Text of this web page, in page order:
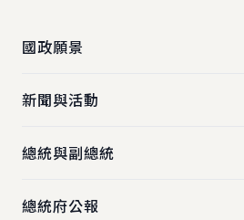
國政願景
新聞與活動
總統與副總統
總統府公報